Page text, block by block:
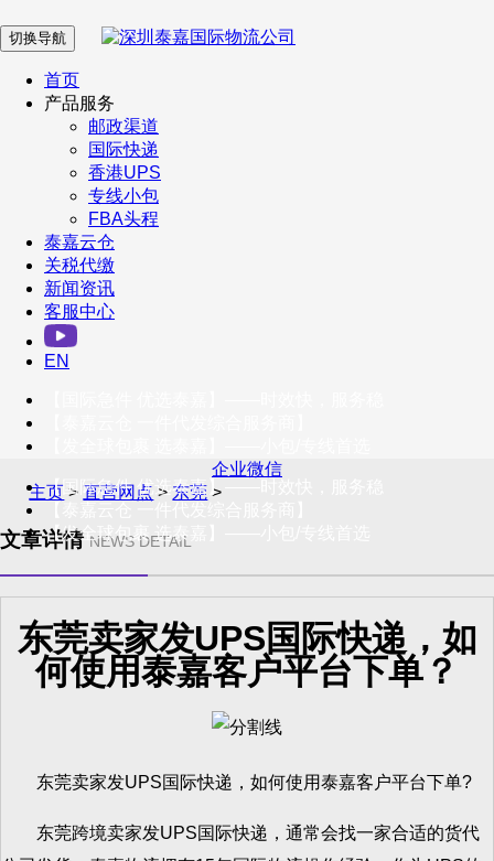
在 线 客 服
企业微信
订阅号
客户服务热线
400-098-5699
联系我们
切换导航
首页
产品服务
邮政渠道
国际快递
香港UPS
专线小包
FBA头程
泰嘉云仓
关税代缴
新闻资讯
客服中心
EN
【国际急件 优选泰嘉】——时效快，服务稳
【发全球包裹 选泰嘉】——小包/专线首选
企业微信
主页 > 直营网点 > 东莞 >
文章详情 NEWS DETAIL
东莞卖家发UPS国际快递，如
何使用泰嘉客户平台下单？
东莞卖家发UPS国际快递，如何使用泰嘉客户平台下单?
东莞跨境卖家发UPS国际快递，通常会找一家合适的货代